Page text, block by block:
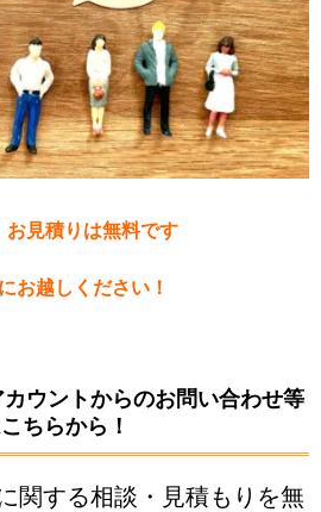
お見積りは無料です
お越しください！
ウントからのお問い合わせ等
ちらから！
関する相談・見積もりを無